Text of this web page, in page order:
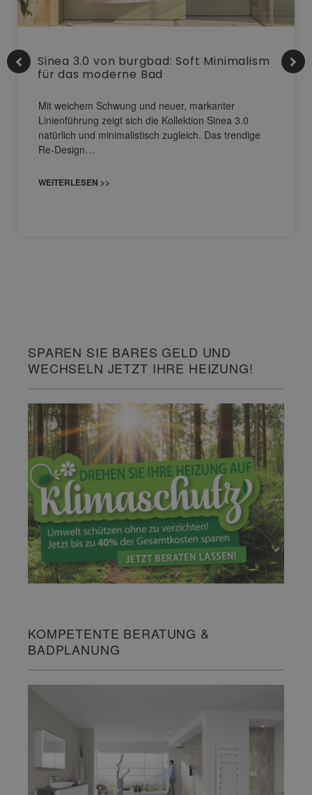
Sinea 3.0 von burgbad: Soft Minimalism
für das moderne Bad
Mit weichem Schwung und neuer, markanter
Linienführung zeigt sich die Kollektion Sinea 3.0
natürlich und minimalistisch zugleich. Das trendige
Re-Design…
WEITERLESEN >>
SPAREN SIE BARES GELD UND
WECHSELN JETZT IHRE HEIZUNG!
KOMPETENTE BERATUNG &
BADPLANUNG